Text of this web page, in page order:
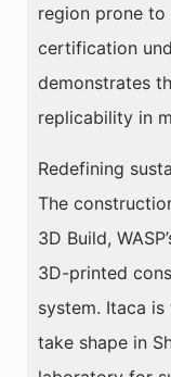
region prone to
certification
demonstrates
replicability in
Redefining
The
3D Build,
3D-printed
system. Itaca
take shape in